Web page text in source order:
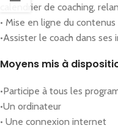
calendrier de coaching,
• Mise en ligne du
•Assister le coach dans
Moyens mis à
•Participe à tous les
•Un ordinateur
• Une connexion internet